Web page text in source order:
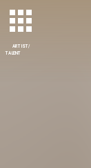
ARTIST/
TALENT